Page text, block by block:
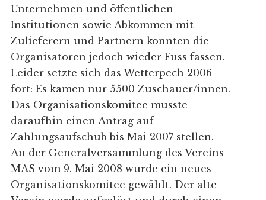
Unternehmen und öffentlichen
Institutionen sowie Abkommen mit
Zulieferern und Partnern konnten die
Organisatoren jedoch wieder Fuss fassen.
Leider setzte sich das Wetterpech 2006
fort: Es kamen nur 5500 Zuschauer/innen.
Das Organisationskomitee musste
daraufhin einen Antrag auf
Zahlungsaufschub bis Mai 2007 stellen.
An der Generalversammlung des Vereins
MAS vom 9. Mai 2008 wurde ein neues
Organisationskomitee gewählt. Der alte